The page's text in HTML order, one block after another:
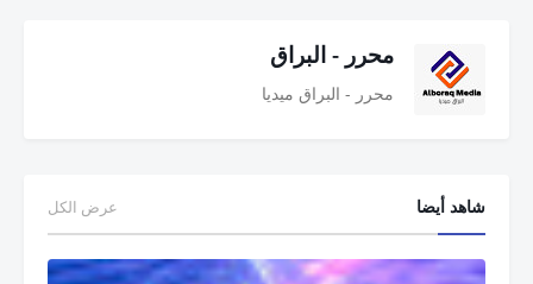
محرر - البراق
محرر - البراق ميديا
شاهد أيضا عرض الكل